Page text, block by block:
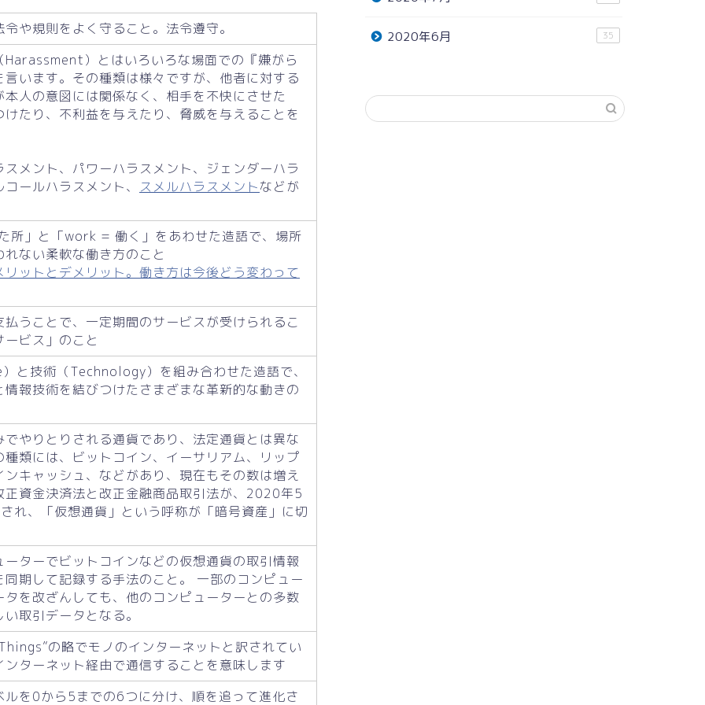
や規則をよく守ること。法令遵守。
Harassment）とはいろいろな場面での『嫌がら
言います。その種類は様々ですが、他者に対する
人の意図には関係なく、相手を不快にさせた
たり、不利益を与えたり、脅威を与えることを
メント、パワーハラスメント、ジェンダーハラ
ールハラスメント、 スメルハラスメントなどが
所」と「work = 働く」をあわせた造語で、場所
ない柔軟な働き方のこと
リットとデメリット。働き方は今後どう変わって
うことで、一定期間のサービスが受けられるこ
ビス」のこと
と技術（Technology）を組み合わせた造語で、
情報技術を結びつけたさまざまな革新的な動きの
でやりとりされる通貨であり、法定通貨とは異な
種類には、ビットコイン、イーサリアム、リップ
ンキャッシュ、などがあり、現在もその数は増え
正資金決済法と改正金融商品取引法が、2020年5
れ、「仮想通貨」という呼称が「暗号資産」に切
ーターでビットコインなどの仮想通貨の取引情報
同期して記録する手法のこと。 一部のコンピュー
タを改ざんしても、他のコンピューターとの多数
取引データとなる。
の略でモノのインターネットと訳されてい
ンターネット経由で通信することを意味します
ルを0から5までの6つに分け、順を追って進化さ
2020年6月 35